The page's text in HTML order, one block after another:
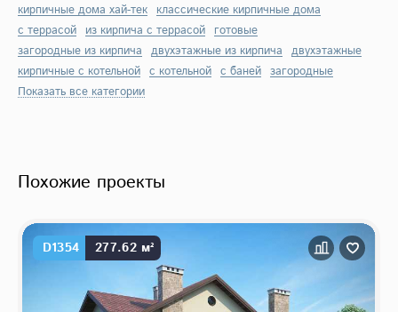
кирпичные дома хай-тек классические кирпичные дома
с террасой из кирпича с террасой готовые
загородные из кирпича двухэтажные из кирпича двухэтажные
кирпичные с котельной с котельной с баней загородные
Показать все категории
Похожие проекты
D1354 277.62 м²